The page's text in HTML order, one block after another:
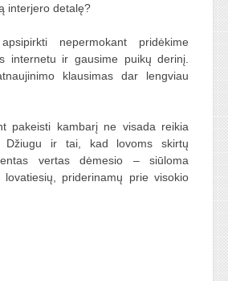
interjero detalę?
nepermokant pridėkime
internetu ir gausime puikų derinį.
klausimas dar lengviau
pakeisti kambarį ne visada reikia
Džiugu ir tai, kad lovoms skirtų
vertas dėmesio – siūloma
lovatiesių, priderinamų prie visokio